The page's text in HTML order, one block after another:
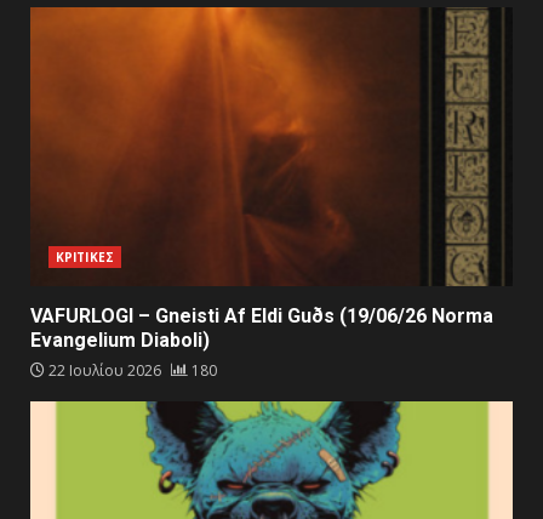
ΚΡΙΤΙΚΕΣ
VAFURLOGI – Gneisti Af Eldi Guðs (19/06/26 Norma
Evangelium Diaboli)
22 Ιουλίου 2026 180